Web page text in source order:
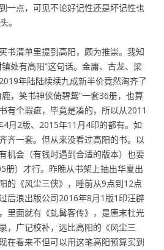
一点，可见不论好记性还是坏记性也
。
书清单里提到高阳，颇为推崇。我知
处有高阳”这句话。金庸、古龙、梁
年陆陆续续九成新半价竟然淘齐了
，笑书神侠倚碧鸳”一套36册，也算
有个瑕疵，毕竟是凑的，所以从2011
月2版、2015年11月4印的都有。如
齐一套。但从来没看过高阳的书。以
机会（有钱时遇到合适的版本）也要
册）才行。昨晚从书架上抽出华夏出
的《风尘三侠》，睡前从9点到12点
后浪出版公司2016年8月1版1印汪辟
里面就有《虬髯客传》，是唐末杜光
，广记校补，远比高阳的《风尘三
在看来不但可以用这笔高阳预算买到